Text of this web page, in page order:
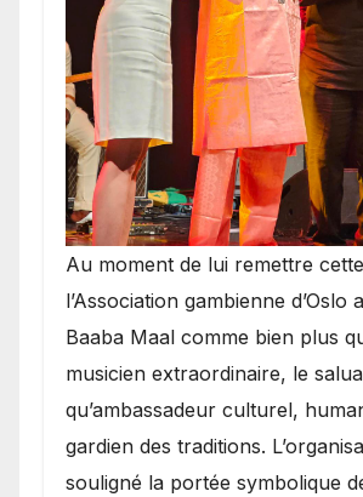
​Au moment de lui remettre
l’Association gambienne d’Oslo
Baaba Maal comme bien plus
musicien extraordinaire, le
qu’ambassadeur culturel,
gardien des traditions.
souligné la portée symbolique